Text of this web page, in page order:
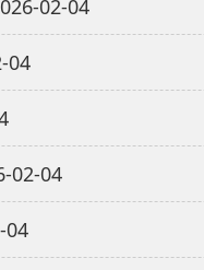
02-04
04
02-04
04